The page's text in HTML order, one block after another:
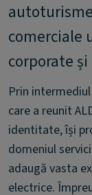
comerciale
corporate
Prin
care a reunit
identitate, își
domeniul
adaugă vasta
electrice.